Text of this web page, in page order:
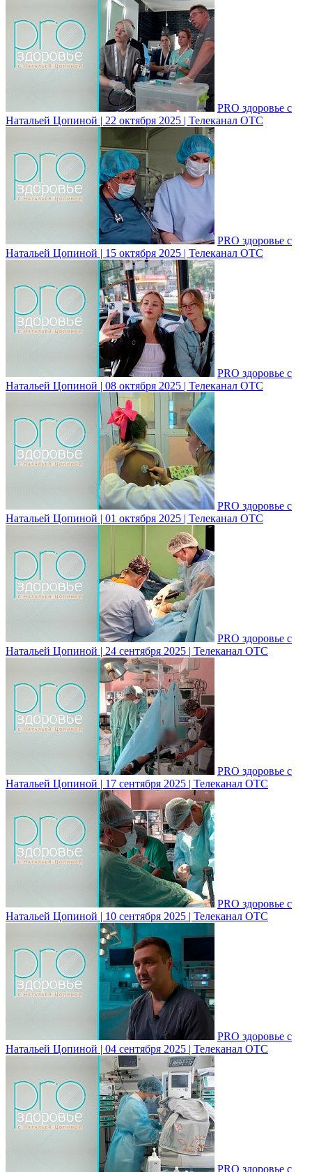
PRO здоровье с
Натальей Цопиной | 22 октября 2025 | Телеканал ОТС
PRO здоровье с
Натальей Цопиной | 15 октября 2025 | Телеканал ОТС
PRO здоровье с
Натальей Цопиной | 08 октября 2025 | Телеканал ОТС
PRO здоровье с
Натальей Цопиной | 01 октября 2025 | Телеканал ОТС
PRO здоровье с
Натальей Цопиной | 24 сентября 2025 | Телеканал ОТС
PRO здоровье с
Натальей Цопиной | 17 сентября 2025 | Телеканал ОТС
PRO здоровье с
Натальей Цопиной | 10 сентября 2025 | Телеканал ОТС
PRO здоровье с
Натальей Цопиной | 04 сентября 2025 | Телеканал ОТС
PRO здоровье с